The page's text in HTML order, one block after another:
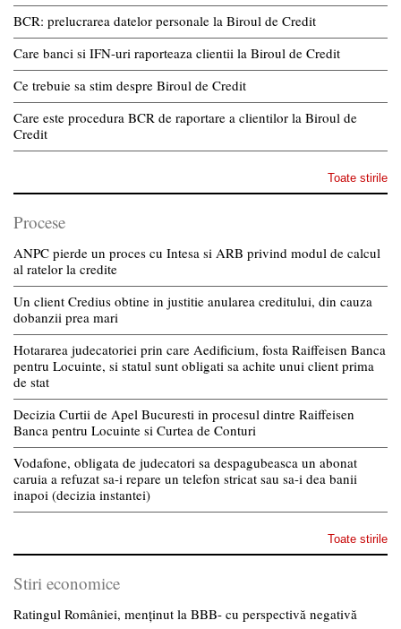
BCR: prelucrarea datelor personale la Biroul de Credit
Care banci si IFN-uri raporteaza clientii la Biroul de Credit
Ce trebuie sa stim despre Biroul de Credit
Care este procedura BCR de raportare a clientilor la Biroul de
Credit
Toate stirile
Procese
ANPC pierde un proces cu Intesa si ARB privind modul de calcul
al ratelor la credite
Un client Credius obtine in justitie anularea creditului, din cauza
dobanzii prea mari
Hotararea judecatoriei prin care Aedificium, fosta Raiffeisen Banca
pentru Locuinte, si statul sunt obligati sa achite unui client prima
de stat
Decizia Curtii de Apel Bucuresti in procesul dintre Raiffeisen
Banca pentru Locuinte si Curtea de Conturi
Vodafone, obligata de judecatori sa despagubeasca un abonat
caruia a refuzat sa-i repare un telefon stricat sau sa-i dea banii
inapoi (decizia instantei)
Toate stirile
Stiri economice
Ratingul României, menținut la BBB- cu perspectivă negativă